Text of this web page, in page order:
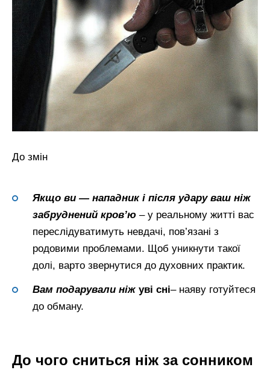
До змін
Якщо ви — нападник і після удару ваш ніж
забруднений кров’ю – у реальному житті вас
переслідуватимуть невдачі, пов’язані з
родовими проблемами. Щоб уникнути такої
долі, варто звернутися до духовних практик.
Вам подарували ніж уві сні– наяву готуйтеся
до обману.
До чого сниться ніж за сонником